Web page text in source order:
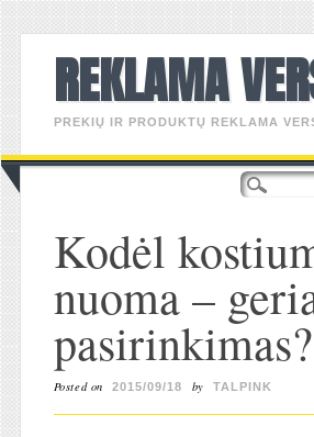
REKLAMA
PREKIŲ IR PRODUKTŲ REKLAMA
Main menu
Skip
to
Kodėl
nuoma –
pasirinkimas?
Posted on 2015/09/18 by TALPINK